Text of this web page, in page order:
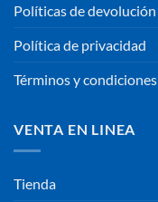
Políticas de devolución
Política de privacidad
Términos y condiciones
VENTA EN LINEA
Tienda